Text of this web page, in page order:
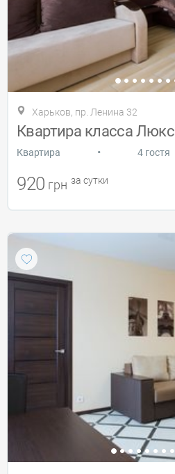
Харьков, пр. Ленина 32
Квартира класса Люкс
Квартира • 4 гостя
920 грн за сутки